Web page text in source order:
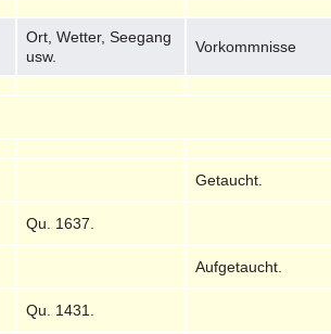
Ort, Wetter, Seegang
usw.
Vorkommnisse
Getaucht.
Qu. 1637.
Aufgetaucht.
Qu. 1431.